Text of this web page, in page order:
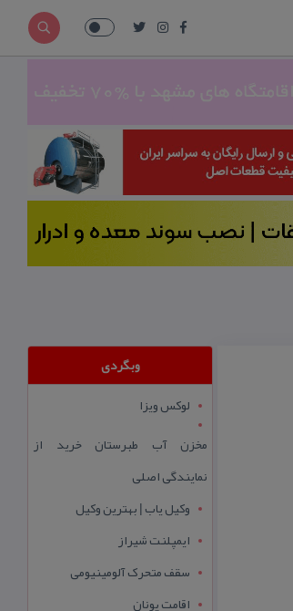
وبگردی
لوکس ویزا
مخزن آب طبرستان خرید از
نمایندگی اصلی
وکیل یاب | بهترین وکیل
ایمپلنت شیراز
سقف متحرک آلومینیومی
اقامت یونان